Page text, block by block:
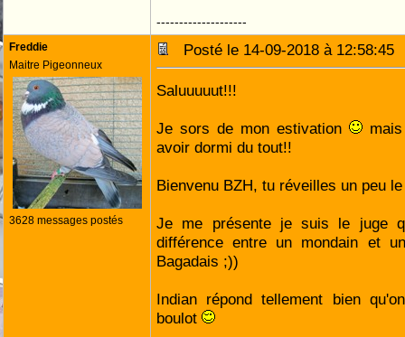
--------------------
Freddie
Maitre Pigeonneux
3628 messages postés
Posté le 14-09-2018 à
Saluuuuut!!!
Je sors de mon estivation
avoir dormi du tout!!
Bienvenu BZH, tu réveilles un peu
Je me présente je suis le juge
différence entre un mondain et
Bagadais ;))
Indian répond tellement bien
boulot